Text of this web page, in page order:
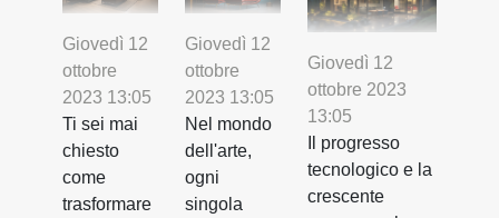
Giovedì 12
ottobre
2023 13:05
Ti sei mai
chiesto
come
trasformare
Giovedì 12
ottobre
2023 13:05
Nel mondo
dell'arte,
ogni
singola
Giovedì 12
ottobre 2023
13:05
Il progresso
tecnologico e la
crescente